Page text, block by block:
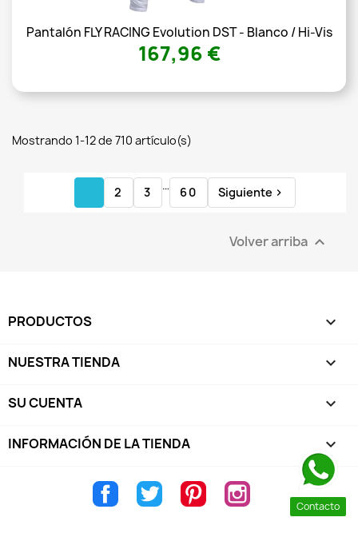
Pantalón FLY RACING Evolution DST - Blanco / Hi-Vis
167,96 €
Mostrando 1-12 de 710 artículo(s)
2 3 … 60 Siguiente 
Volver arriba 
PRODUCTOS 
NUESTRA TIENDA 
SU CUENTA 
INFORMACIÓN DE LA TIENDA keyboard_arrow_down
Contacto
Facebook Twitter PinterestInstagram